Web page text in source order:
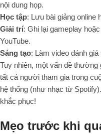
nội dung họp.
Học tập: Lưu bài giảng online
Giải trí: Ghi lại gameplay
YouTube.
Sáng tạo: Làm video đánh
Tuy nhiên, một vấn đề
tất cả người tham gia trong
hệ thống (như nhạc từ
khắc phục!
Mẹo trước khi